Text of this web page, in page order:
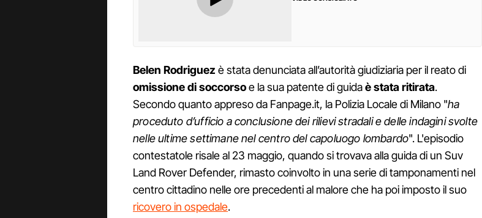
Belen Rodriguez è stata denunciata all’autorità giudiziaria per il reato di
omissione di soccorsoe la sua patente di guidaè stata ritirata.
Secondo quanto appreso da Fanpage.it, la Polizia Locale di Milano "ha
proceduto d’ufficio a conclusione dei rilievi stradali e delle indagini svolte
nelle ultime settimane nel centro del capoluogo lombardo". L'episodio
contestatole risale al 23 maggio, quando si trovava alla guida di un Suv
Land Rover Defender, rimasto coinvolto in una serie di tamponamenti nel
centro cittadino nelle ore precedenti al malore che ha poi imposto il suo
ricovero in ospedale.